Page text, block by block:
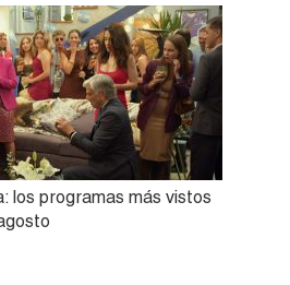
los programas más vistos